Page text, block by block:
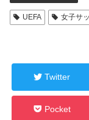
UEFA 女子サ
Twitter
Pocket